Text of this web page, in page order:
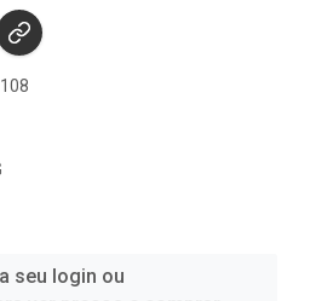
seu login ou